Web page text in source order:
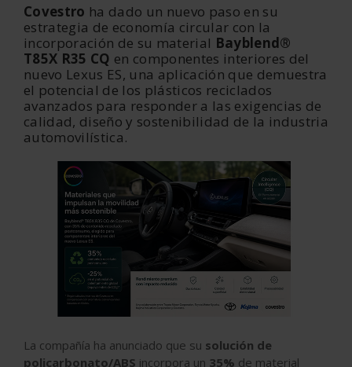
Covestro ha dado un nuevo paso en su
estrategia de economía circular con la
incorporación de su material Bayblend®
T85X R35 CQ en componentes interiores del
nuevo Lexus ES, una aplicación que demuestra
el potencial de los plásticos reciclados
avanzados para responder a las exigencias de
calidad, diseño y sostenibilidad de la industria
automovilística.
La compañía ha anunciado que su solución de
policarbonato/ABS incorpora un 35% de material